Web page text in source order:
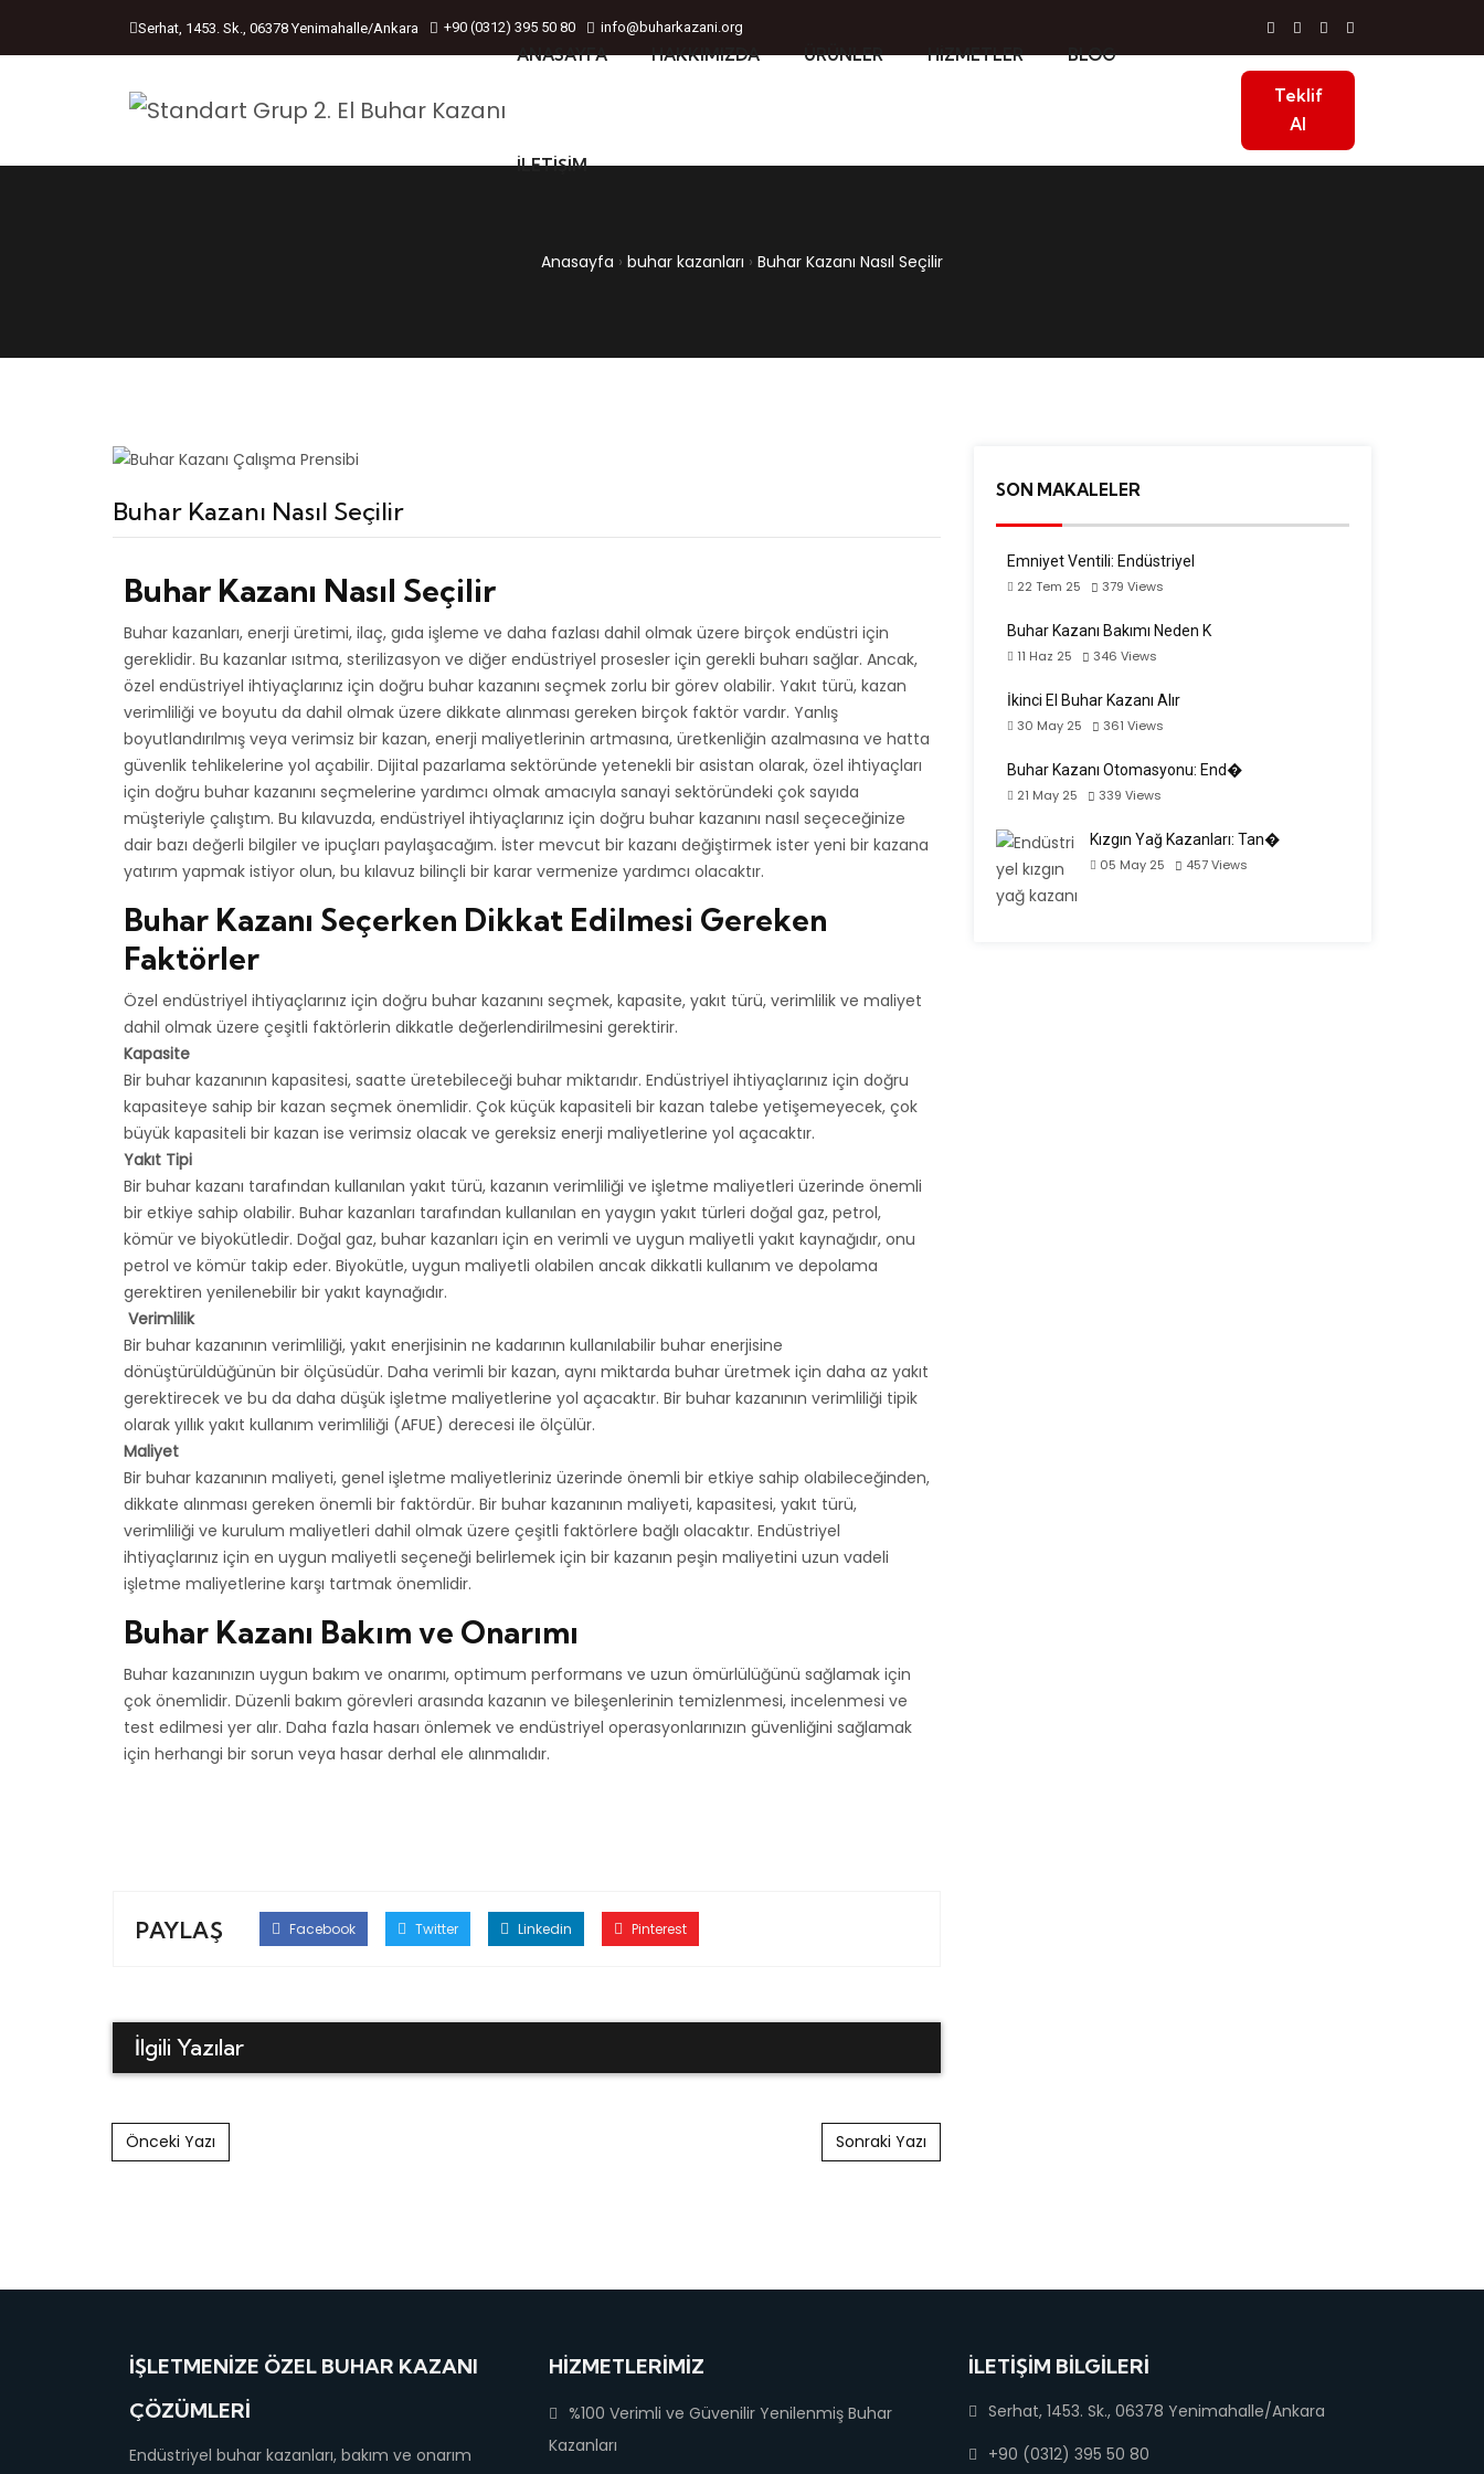
Serhat, 1453. Sk., 06378 Yenimahalle/Ankara +90 (0312) 395 50 80 info@buharkazani.org
ANASAYFA HAKKIMIZDA ÜRÜNLER HIZMETLER BLOG
İLETIŞIM
Teklif
Al
Anasayfa › buhar kazanları › Buhar Kazanı Nasıl Seçilir
Buhar Kazanı Nasıl Seçilir
Buhar Kazanı Nasıl Seçilir
Buhar kazanları, enerji üretimi, ilaç, gıda işleme ve daha fazlası dahil olmak üzere birçok endüstri için
gereklidir. Bu kazanlar ısıtma, sterilizasyon ve diğer endüstriyel prosesler için gerekli buharı sağlar. Ancak,
özel endüstriyel ihtiyaçlarınız için doğru buhar kazanını seçmek zorlu bir görev olabilir. Yakıt türü, kazan
verimliliği ve boyutu da dahil olmak üzere dikkate alınması gereken birçok faktör vardır. Yanlış
boyutlandırılmış veya verimsiz bir kazan, enerji maliyetlerinin artmasına, üretkenliğin azalmasına ve hatta
güvenlik tehlikelerine yol açabilir. Dijital pazarlama sektöründe yetenekli bir asistan olarak, özel ihtiyaçları
için doğru buhar kazanını seçmelerine yardımcı olmak amacıyla sanayi sektöründeki çok sayıda
müşteriyle çalıştım. Bu kılavuzda, endüstriyel ihtiyaçlarınız için doğru buhar kazanını nasıl seçeceğinize
dair bazı değerli bilgiler ve ipuçları paylaşacağım. İster mevcut bir kazanı değiştirmek ister yeni bir kazana
yatırım yapmak istiyor olun, bu kılavuz bilinçli bir karar vermenize yardımcı olacaktır.
Buhar Kazanı Seçerken Dikkat Edilmesi Gereken
Faktörler
Özel endüstriyel ihtiyaçlarınız için doğru buhar kazanını seçmek, kapasite, yakıt türü, verimlilik ve maliyet
dahil olmak üzere çeşitli faktörlerin dikkatle değerlendirilmesini gerektirir.
Kapasite
Bir buhar kazanının kapasitesi, saatte üretebileceği buhar miktarıdır. Endüstriyel ihtiyaçlarınız için doğru
kapasiteye sahip bir kazan seçmek önemlidir. Çok küçük kapasiteli bir kazan talebe yetişemeyecek, çok
büyük kapasiteli bir kazan ise verimsiz olacak ve gereksiz enerji maliyetlerine yol açacaktır.
Yakıt Tipi
Bir buhar kazanı tarafından kullanılan yakıt türü, kazanın verimliliği ve işletme maliyetleri üzerinde önemli
bir etkiye sahip olabilir. Buhar kazanları tarafından kullanılan en yaygın yakıt türleri doğal gaz, petrol,
kömür ve biyokütledir. Doğal gaz, buhar kazanları için en verimli ve uygun maliyetli yakıt kaynağıdır, onu
petrol ve kömür takip eder. Biyokütle, uygun maliyetli olabilen ancak dikkatli kullanım ve depolama
gerektiren yenilenebilir bir yakıt kaynağıdır.
Verimlilik
Bir buhar kazanının verimliliği, yakıt enerjisinin ne kadarının kullanılabilir buhar enerjisine
dönüştürüldüğünün bir ölçüsüdür. Daha verimli bir kazan, aynı miktarda buhar üretmek için daha az yakıt
gerektirecek ve bu da daha düşük işletme maliyetlerine yol açacaktır. Bir buhar kazanının verimliliği tipik
olarak yıllık yakıt kullanım verimliliği (AFUE) derecesi ile ölçülür.
Maliyet
Bir buhar kazanının maliyeti, genel işletme maliyetleriniz üzerinde önemli bir etkiye sahip olabileceğinden,
dikkate alınması gereken önemli bir faktördür. Bir buhar kazanının maliyeti, kapasitesi, yakıt türü,
verimliliği ve kurulum maliyetleri dahil olmak üzere çeşitli faktörlere bağlı olacaktır. Endüstriyel
ihtiyaçlarınız için en uygun maliyetli seçeneği belirlemek için bir kazanın peşin maliyetini uzun vadeli
işletme maliyetlerine karşı tartmak önemlidir.
Buhar Kazanı Bakım ve Onarımı
Buhar kazanınızın uygun bakım ve onarımı, optimum performans ve uzun ömürlülüğünü sağlamak için
çok önemlidir. Düzenli bakım görevleri arasında kazanın ve bileşenlerinin temizlenmesi, incelenmesi ve
test edilmesi yer alır. Daha fazla hasarı önlemek ve endüstriyel operasyonlarınızın güvenliğini sağlamak
için herhangi bir sorun veya hasar derhal ele alınmalıdır.
PAYLAŞ Facebook Twitter Linkedin Pinterest
İlgili Yazılar
Post navigation
Önceki Yazı Sonraki Yazı
SON MAKALELER
Emniyet Ventili: Endüstriyel
22 Tem 25
379 Views
Buhar Kazanı Bakımı Neden K
11 Haz 25
346 Views
İkinci El Buhar Kazanı Alır
30 May 25
361 Views
Buhar Kazanı Otomasyonu: End�
21 May 25
339 Views
Kızgın Yağ Kazanları: Tan�
05 May 25
457Views
İŞLETMENIZE ÖZEL BUHAR KAZANI
ÇÖZÜMLERI
Endüstriyel buhar kazanları, bakım ve onarım
HIZMETLERIMIZ
%100 Verimli ve Güvenilir Yenilenmiş Buhar
Kazanları
İLETIŞIM BILGILERI
Serhat, 1453. Sk., 06378 Yenimahalle/Ankara
+90 (0312) 395 50 80